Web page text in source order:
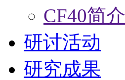
CF40简介
研讨活动
研究成果